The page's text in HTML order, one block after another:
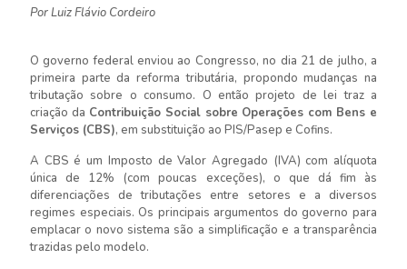
Por Luiz Flávio Cordeiro
O governo federal enviou ao Congresso, no dia 21 de julho, a
primeira parte da reforma tributária, propondo mudanças na
tributação sobre o consumo. O então projeto de lei traz a
criação da Contribuição Social sobre Operações com Bens e
Serviços (CBS), em substituição ao PIS/Pasep e Cofins.
A CBS é um Imposto de Valor Agregado (IVA) com alíquota
única de 12% (com poucas exceções), o que dá fim às
diferenciações de tributações entre setores e a diversos
regimes especiais. Os principais argumentos do governo para
emplacar o novo sistema são a simplificação e a transparência
trazidas pelo modelo.